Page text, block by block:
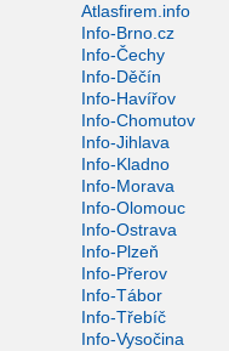
Atlasfirem.info
Info-Brno.cz
Info-Čechy
Info-Děčín
Info-Havířov
Info-Chomutov
Info-Jihlava
Info-Kladno
Info-Morava
Info-Olomouc
Info-Ostrava
Info-Plzeň
Info-Přerov
Info-Tábor
Info-Třebíč
Info-Vysočina